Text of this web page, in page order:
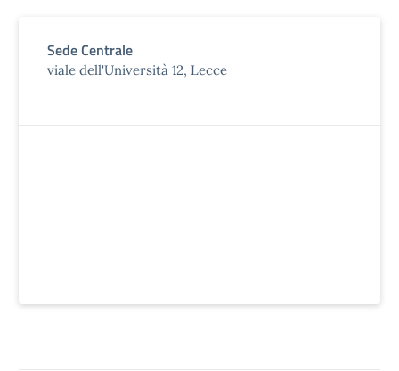
Sede Centrale
viale dell'Università 12, Lecce